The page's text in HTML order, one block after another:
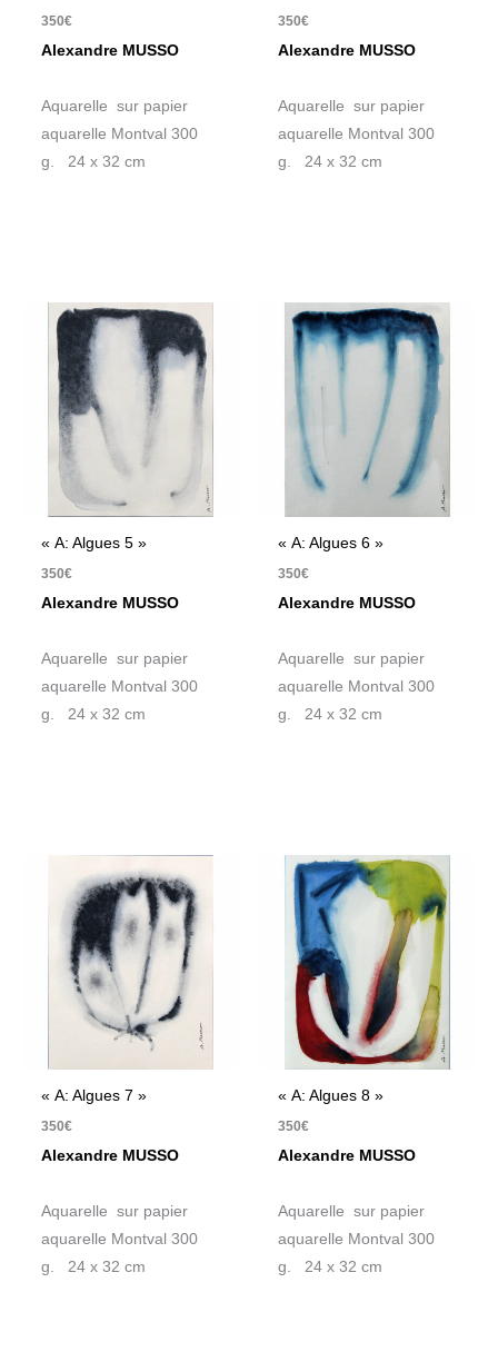
350€
Alexandre MUSSO
Aquarelle sur papier
aquarelle Montval 300
g. 24 x 32 cm
350€
Alexandre MUSSO
Aquarelle sur papier
aquarelle Montval 300
g. 24 x 32 cm
« A: Algues 5 »
350€
Alexandre MUSSO
Aquarelle sur papier
aquarelle Montval 300
g. 24 x 32 cm
« A: Algues 6 »
350€
Alexandre MUSSO
Aquarelle sur papier
aquarelle Montval 300
g. 24 x 32 cm
« A: Algues 7 »
350€
Alexandre MUSSO
Aquarelle sur papier
aquarelle Montval 300
g. 24 x 32 cm
« A: Algues 8 »
350€
Alexandre MUSSO
Aquarelle sur papier
aquarelle Montval 300
g. 24 x 32 cm